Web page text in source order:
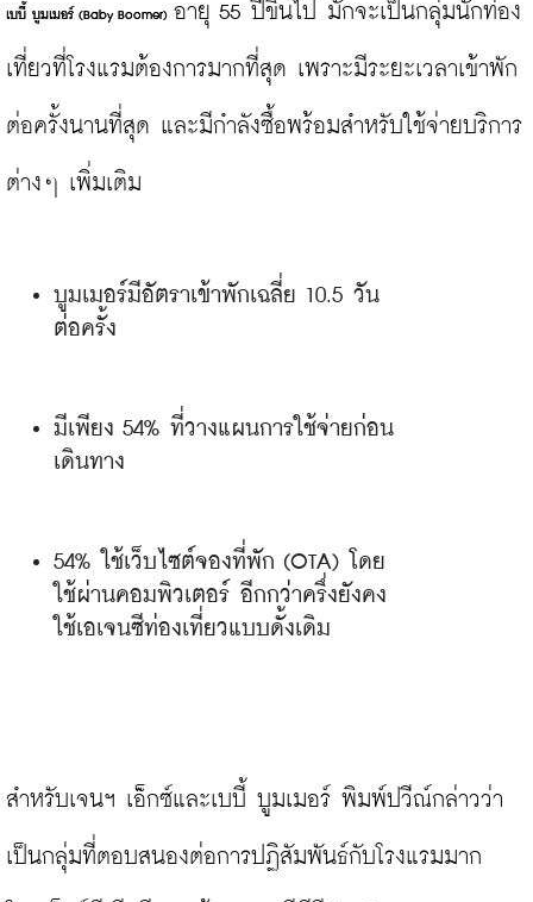
เบบี้ บูมเมอร์ (Baby Boomer) อายุ 55 ปีขึ้นไป มักจะเป็นกลุ่มนักท่อง
เที่ยวที่โรงแรมต้องการมากที่สุด เพราะมีระยะเวลาเข้าพัก
ต่อครั้งนานที่สุด และมีกำลังซื้อพร้อมสำหรับใช้จ่ายบริการ
บูมเมอร์มีอัตราเข้าพักเฉลี่ย 10.5 วัน
ต่อครั้ง
มีเพียง 54% ที่วางแผนการใช้จ่ายก่อน
เดินทาง
54% ใช้เว็บไซต์จองที่พัก (OTA) โดย
ใช้ผ่านคอมพิวเตอร์ อีกกว่าครึ่งยังคง
ใช้เอเจนซีท่องเที่ยวแบบดั้งเดิม
สำหรับเจนฯ เอ็กซ์และเบบี้ บูมเมอร์ พิมพ์ปวีณ์กล่าวว่า
เป็นกลุ่มที่ตอบสนองต่อการปฏิสัมพันธ์กับโรงแรมมาก